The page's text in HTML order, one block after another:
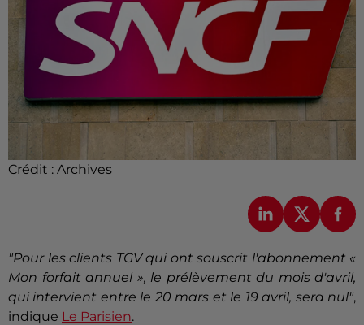
Crédit : Archives
"Pour les clients TGV qui ont souscrit l'abonnement «
Mon forfait annuel », le prélèvement du mois d'avril,
qui intervient entre le 20 mars et le 19 avril, sera nul",
indique Le Parisien.